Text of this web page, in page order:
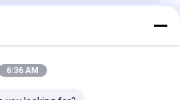
6:36 AM